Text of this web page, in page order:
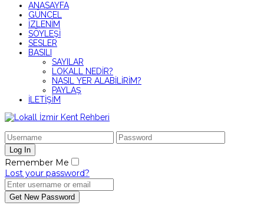
ANASAYFA
GÜNCEL
İZLENİM
SÖYLEŞİ
SESLER
BASILI
SAYILAR
LOKALL NEDİR?
NASIL YER ALABİLİRİM?
PAYLAŞ
İLETİŞİM
Remember Me
Lost your password?